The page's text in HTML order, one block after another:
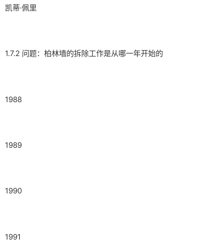
凯蒂·佩里
1.7.2 问题：柏林墙的拆除工作是从哪一年开始的
1988
1989
1990
1991